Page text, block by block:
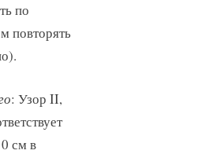
по
повторять
: Узор II,
см в